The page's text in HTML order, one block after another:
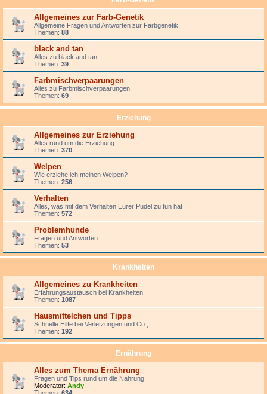
Allgemeines zur Farb-Genetik
Allgemeine Fragen und Antworten zur Farbgenetik.
Themen: 88
black and tan
Alles zu black and tan.
Themen: 39
Farbmischverpaarungen
Alles zu Farbmischverpaarungen.
Themen: 69
Erziehung
Allgemeines zur Erziehung
Alles rund um die Erziehung.
Themen: 370
Welpen
Wie erziehe ich meinen Welpen?
Themen: 256
Verhalten
Alles, was mit dem Verhalten Eurer Pudel zu tun hat
Themen: 572
Problemhunde
Fragen und Antworten
Themen: 53
Krankheiten
Allgemeines zu Krankheiten
Erfahrungsaustausch bei Krankheiten.
Themen: 1087
Hausmittelchen und Tipps
Schnelle Hilfe bei Verletzungen und Co.,
Themen: 192
Ernährung
Alles zum Thema Ernährung
Fragen und Tips rund um die Nahrung.
Moderator: Andy